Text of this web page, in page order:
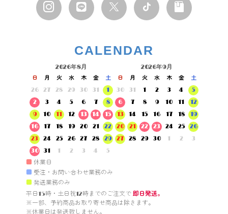
CALENDAR
2026年8月
日 月 火 水 木 金
土
26
27 28 29 30 31
1
2
3 4 5 6 7
8
9
10 11 12 13 14
15
16
17 18 19 20 21
22
23
24 25 26 27 28
29
30
31 1 2 3 4 5
2026年9月
日 月 火 水 木 金
土
30
31 1 2 3 4
5
6
7 8 9 10 11
12
13
14 15 16 17 18
19
20
21 22 23 24 25
26
27
28 29 30 1 2 3
■ 休業日
■ 受注・お問い合わせ業務のみ
■ 発送業務のみ
平日15時・土日祝12時までのご注文で 即日発送。
※一部、予約商品お取り寄せ商品は除きます。
※休業日は発送致しません。